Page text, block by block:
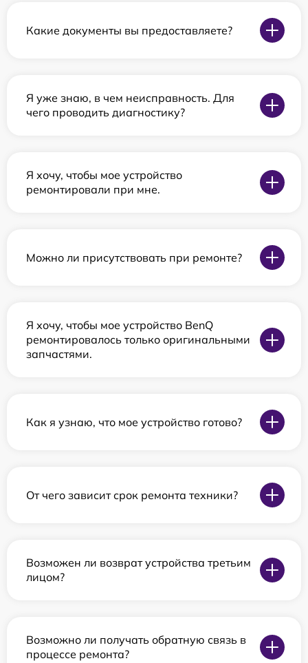
Какие документы вы предоставляете?
Я уже знаю, в чем неисправность. Для
чего проводить диагностику?
Я хочу, чтобы мое устройство
ремонтировали при мне.
Можно ли присутствовать при ремонте?
Я хочу, чтобы мое устройство BenQ
ремонтировалось только оригинальными
запчастями.
Как я узнаю, что мое устройство готово?
От чего зависит срок ремонта техники?
Возможен ли возврат устройства третьим
лицом?
Возможно ли получать обратную связь в
процессе ремонта?